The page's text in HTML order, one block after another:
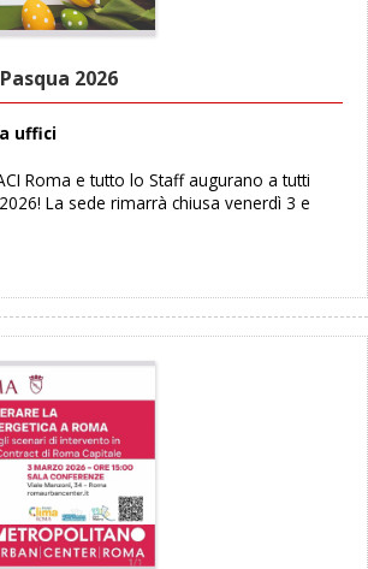
2026
uffici
Roma e tutto lo Staff augurano a tutti
La sede rimarrà chiusa venerdì 3 e